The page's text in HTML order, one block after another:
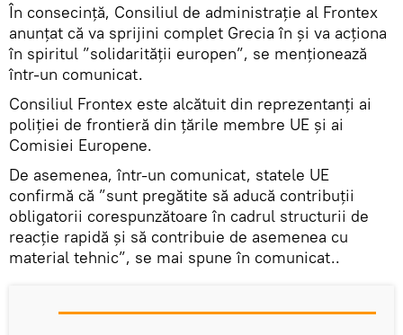
În consecință, Consiliul de administraţie al Frontex
anunțat că va sprijini complet Grecia în şi va acţiona
în spiritul ”solidarităţii europen”, se menţionează
într-un comunicat.
Consiliul Frontex este alcătuit din reprezentanţi ai
poliţiei de frontieră din ţările membre UE şi ai
Comisiei Europene.
De asemenea, într-un comunicat, statele UE
confirmă că ”sunt pregătite să aducă contribuţii
obligatorii corespunzătoare în cadrul structurii de
reacţie rapidă şi să contribuie de asemenea cu
material tehnic”, se mai spune în comunicat..